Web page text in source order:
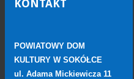
KONTAKT
POWIATOWY DOM
KULTURY W SOKÓŁCE
ul. Adama Mickiewicza 11